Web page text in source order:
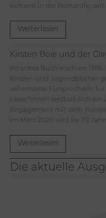
sich erst in der Romantik,
Weiterlesen
Kirsten Boie und der
Ihr erstes Buch erschien
Kinder- und Jugendbücher
vehemente Fürsprecherin für
Leser*innen setzt sie sich ein
Engagement mit dem
Im März 2020 wird sie 70
Weiterlesen
Die aktuelle